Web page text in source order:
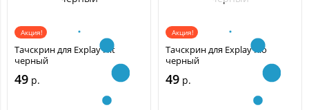
Акция!
Тачскрин для Explay Hit
черный
49 р.
Акция!
Тачскрин для Explay Rio
черный
49 р.